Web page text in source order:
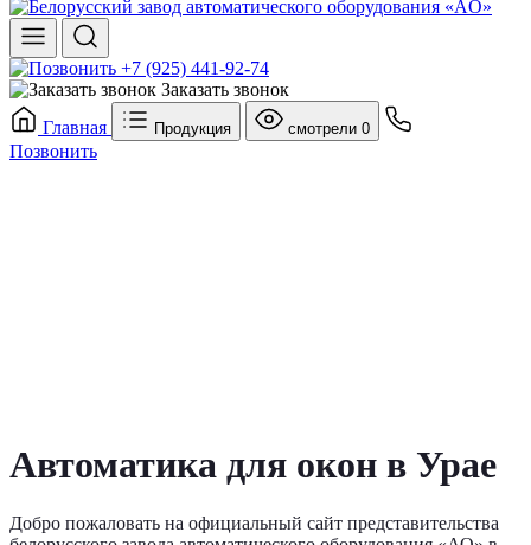
+7 (925) 441-92-74
Заказать звонок
Главная
Продукция смотрели 0
Позвонить
Автоматика для окон в Урае
Добро пожаловать на официальный сайт представительства